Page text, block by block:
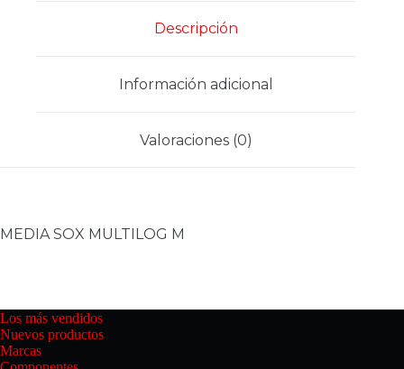
Descripción
Información adicional
Valoraciones (0)
MEDIA SOX MULTILOG M
Los más vendidos
Nuevos productos
Marcas